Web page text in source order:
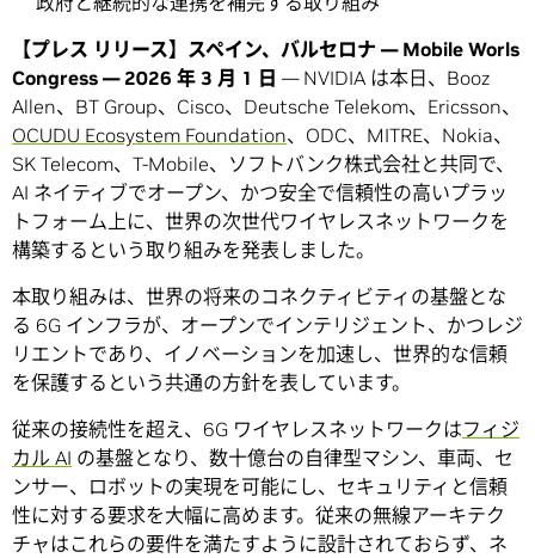
【プレス リリース】スペイン、バルセロナ — Mobile Worls
Congress — 2026 年 3 月 1 日 — NVIDIA は本日、Booz
Allen、BT Group、Cisco、Deutsche Telekom、Ericsson、
OCUDU Ecosystem Foundation、ODC、MITRE、Nokia、
SK Telecom、T-Mobile、ソフトバンク株式会社と共同で、
AI ネイティブでオープン、かつ安全で信頼性の高いプラッ
トフォーム上に、世界の次世代ワイヤレスネットワークを
構築するという取り組みを発表しました。
本取り組みは、世界の将来のコネクティビティの基盤とな
る 6G インフラが、オープンでインテリジェント、かつレジ
リエントであり、イノベーションを加速し、世界的な信頼
を保護するという共通の方針を表しています。
従来の接続性を超え、6G ワイヤレスネットワークはフィジ
カル AI の基盤となり、数十億台の自律型マシン、車両、セ
ンサー、ロボットの実現を可能にし、セキュリティと信頼
性に対する要求を大幅に高めます。従来の無線アーキテク
チャはこれらの要件を満たすように設計されておらず、ネ